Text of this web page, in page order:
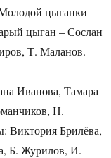
цыганки
цыган – Сослан
Т. Маланов.
Иванова, Тамара
Н.
Виктория Брилёва,
Б. Журилов, И.